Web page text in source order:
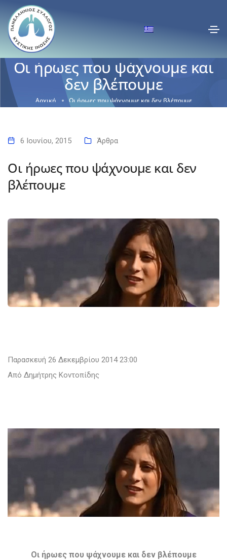
Οι ήρωες που ψάχνουμε και
δεν βλέπουμε
Αρχική Οι ήρωες που ψάχνουμε και δεν βλέπουμε
6 Ιουνίου, 2015 Άρθρα
Οι ήρωες που ψάχνουμε και δεν
βλέπουμε
Παρασκευή 26 Δεκεμβρίου 2014 23:00
Από Δημήτρης Κοντοπίδης
Οι ήρωες που ψάχνουμε και δεν βλέπουμε